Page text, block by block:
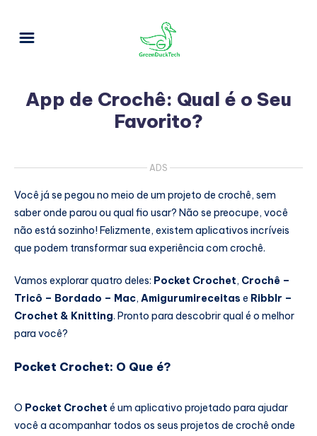
App de Crochê: Qual é o Seu
Favorito?
ADS
Você já se pegou no meio de um projeto de crochê, sem
saber onde parou ou qual fio usar? Não se preocupe, você
não está sozinho! Felizmente, existem aplicativos incríveis
que podem transformar sua experiência com crochê.
Vamos explorar quatro deles: Pocket Crochet, Crochê –
Tricô – Bordado – Mac, Amigurumireceitas e Ribblr –
Crochet & Knitting. Pronto para descobrir qual é o melhor
para você?
Pocket Crochet: O Que é?
O Pocket Crochet é um aplicativo projetado para ajudar
você a acompanhar todos os seus projetos de crochê onde